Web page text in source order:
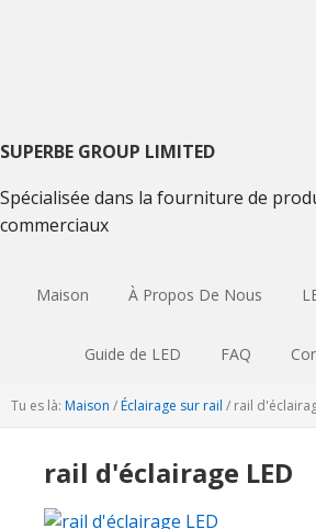
primaire
SUPERBE GROUP LIMITED
Spécialisée dans la fourniture de
commerciaux
Maison À Propos De Nous
Guide de LED FAQ
Tu es là: Maison / Éclairage sur rail / rail
rail d'éclairage LED